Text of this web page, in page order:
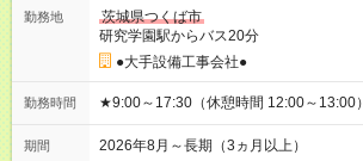
勤務地
茨城県つくば市
研究学園駅からバス20分
●大手設備工事会社●
勤務時間 ★9:00～17:30（休憩時間 12:00～13:00）
期間 2026年8月～長期（3ヵ月以上）